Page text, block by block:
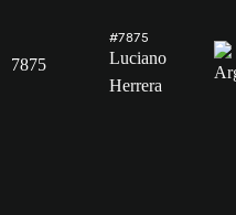
7875
#7875
Luciano
Herrera